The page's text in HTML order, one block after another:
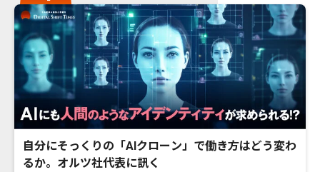
自分にそっくりの「AIクローン」で働き方はどう変わ
るか。オルツ社代表に訊く